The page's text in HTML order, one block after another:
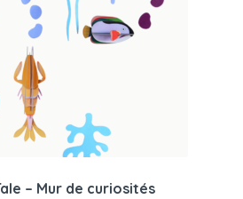
– Mur de curiosités